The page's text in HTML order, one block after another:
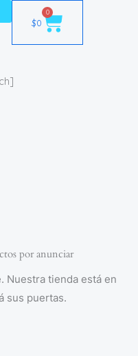
$0
0
Cart
por anunciar
Nuestra tienda está en
sus puertas.